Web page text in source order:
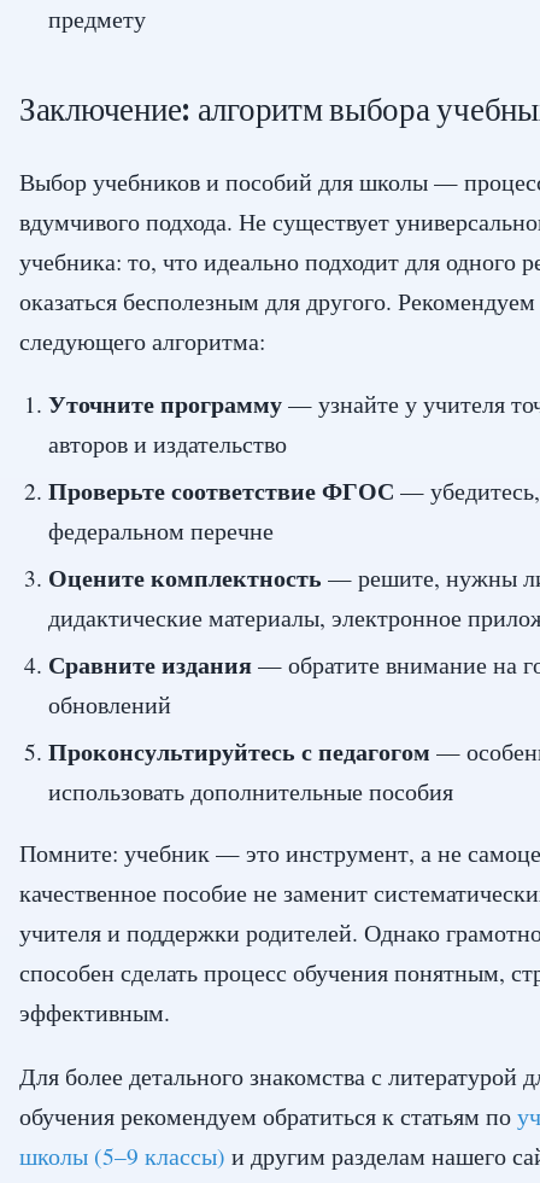
предмету
Заключение: алгоритм выбора
Выбор учебников и пособий для школы —
вдумчивого подхода. Не существует
учебника: то, что идеально подходит для одного
оказаться бесполезным для другого.
следующего алгоритма:
Уточните программу— узнайте у учителя
авторов и издательство
Проверьте соответствие ФГОС —
федеральном перечне
Оцените комплектность — решите, нужны ли
дидактические материалы, электронное
Сравните издания— обратите внимание на
обновлений
Проконсультируйтесь с педагогом —
использовать дополнительные пособия
Помните: учебник — это инструмент, а не
качественное пособие не заменит
учителя и поддержки родителей. Однако
способен сделать процесс обучения понятным,
эффективным.
Для более детального знакомства с литературой
обучения рекомендуем обратиться к статьям по
школы (5–9 классы) и другим разделам нашего